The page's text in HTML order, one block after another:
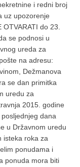
i redni broj
uz upozorenje
do 23.
se podnosi u
ureda za
na adresu:
Dežmanova
se dan primitka
uredu za
2015. godine
dana
u Državnom uredu
isteka roka za
ponudama i
ponuda mora biti